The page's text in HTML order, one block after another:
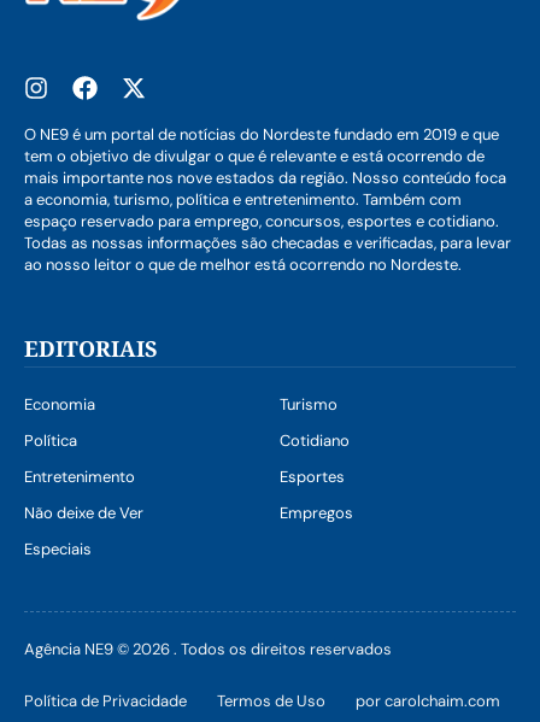
O NE9 é um portal de notícias do Nordeste fundado em 2019 e que
tem o objetivo de divulgar o que é relevante e está ocorrendo de
mais importante nos nove estados da região. Nosso conteúdo foca
a economia, turismo, política e entretenimento. Também com
espaço reservado para emprego, concursos, esportes e cotidiano.
Todas as nossas informações são checadas e verificadas, para levar
ao nosso leitor o que de melhor está ocorrendo no Nordeste.
EDITORIAIS
Economia
Turismo
Política
Cotidiano
Entretenimento
Esportes
Não deixe de Ver
Empregos
Especiais
Agência NE9 © 2026 . Todos os direitos reservados
Política de Privacidade Termos de Uso por carolchaim.com